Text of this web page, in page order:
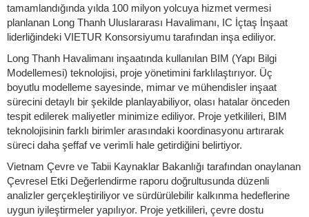
tamamlandığında yılda 100 milyon yolcuya hizmet vermesi
planlanan Long Thanh Uluslararası Havalimanı, IC İçtaş İnşaat
liderliğindeki VIETUR Konsorsiyumu tarafından inşa ediliyor.
Long Thanh Havalimanı inşaatında kullanılan BIM (Yapı Bilgi
Modellemesi) teknolojisi, proje yönetimini farklılaştırıyor. Üç
boyutlu modelleme sayesinde, mimar ve mühendisler inşaat
sürecini detaylı bir şekilde planlayabiliyor, olası hatalar önceden
tespit edilerek maliyetler minimize ediliyor. Proje yetkilileri, BIM
teknolojisinin farklı birimler arasındaki koordinasyonu artırarak
süreci daha şeffaf ve verimli hale getirdiğini belirtiyor.
Vietnam Çevre ve Tabii Kaynaklar Bakanlığı tarafından onaylanan
Çevresel Etki Değerlendirme raporu doğrultusunda düzenli
analizler gerçekleştiriliyor ve sürdürülebilir kalkınma hedeflerine
uygun iyileştirmeler yapılıyor. Proje yetkilileri, çevre dostu